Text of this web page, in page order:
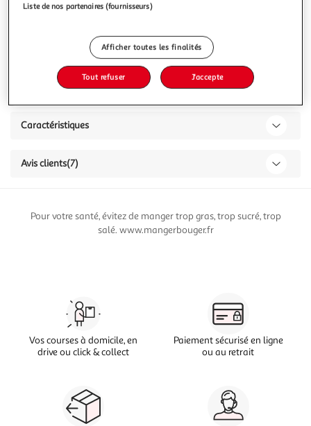
Description
Caractéristiques
Avis clients(7)
Pour votre santé, évitez de manger trop gras, trop sucré, trop
salé. www.mangerbouger.fr
Vos courses à domicile, en
drive ou click & collect
Paiement sécurisé en ligne
ou au retrait
Liste de nos partenaires (fournisseurs)
Afficher toutes les finalités
Tout refuser J'accepte